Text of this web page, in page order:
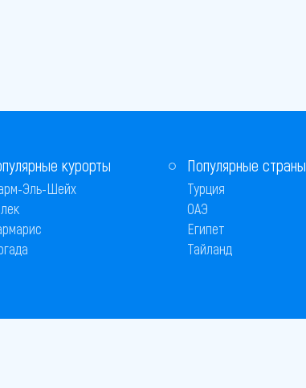
курорты
Эль-Шейх
Популярные страны
Турция
ОАЭ
Египет
Тайланд